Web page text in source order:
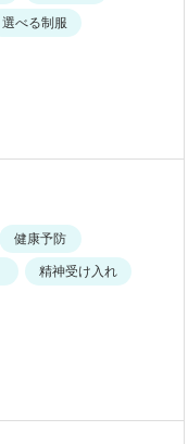
選べる制服
健康予防
精神受け入れ